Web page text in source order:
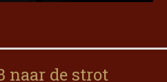
naar de strot